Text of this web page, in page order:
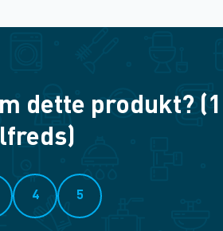
dette produkt?
4 5